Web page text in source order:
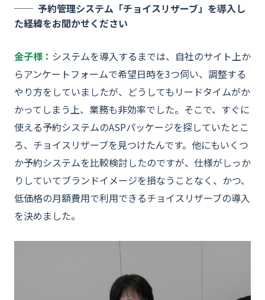
予約管理システム「チョイスリザーブ」を導入し
た経緯をお聞かせください
金子様： システムを導入するまでは、自社のサイト上か
らアンケートフォームで希望日時を3つ伺い、調整する
やり方をしていましたが、どうしてもリードタイムがか
かってしまう上、業務も非効率でした。そこで、すぐに
使える予約システムのASPパッケージを探していたとこ
ろ、チョイスリザーブを見つけたんです。他にもいくつ
か予約システムを比較検討したのですが、仕様がしっか
りしていてブランドイメージを損なうことなく、かつ、
低価格の月額費用で利用できるチョイスリザーブの導入
を決めました。